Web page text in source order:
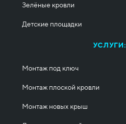
Зелёные кровли
Детские площадки
УСЛУГИ:
Монтаж под ключ
Монтаж плоской кровли
Монтаж новых крыш